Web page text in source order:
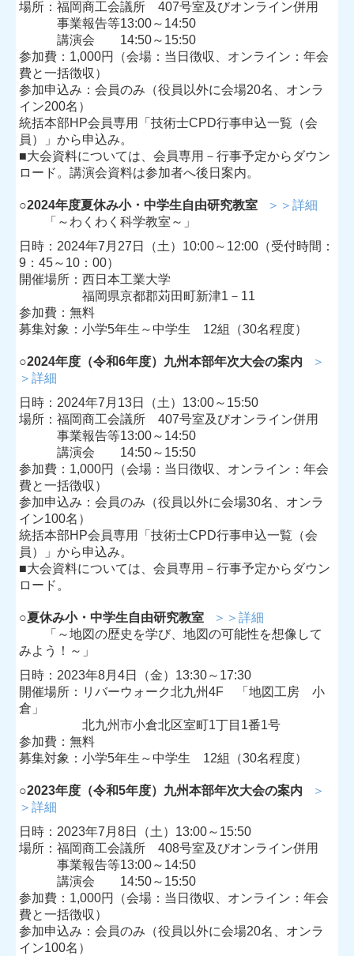
場所：福岡商工会議所 407号室及びオンライン併用
事業報告等13:00～14:50
講演会 14:50～15:50
参加費：1,000円（会場：当日徴収、オンライン：年会
費と一括徴収）
参加申込み：会員のみ（役員以外に会場20名、オンラ
イン200名）
統括本部HP会員専用「技術士CPD行事申込一覧（会
員）」から申込み。
■大会資料については、会員専用－行事予定からダウン
ロード。講演会資料は参加者へ後日案内。
○2024年度夏休み小・中学生自由研究教室
＞＞詳細
「 ～わくわく科学教室～」
日時：2024年7月27日（土）10:00～12:00 （受付時間：
9：45～10：00）
開催場所：西日本工業大学
福岡県京都郡苅田町新津1－11
参加費：無料
募集対象：小学5年生～中学生 12組（30名程度）
○2024年度（令和6年度）九州本部年次大会の案内
＞
＞詳細
日時：2024年7月13日（土）13:00～15:50
場所：福岡商工会議所 407号室及びオンライン併用
事業報告等13:00～14:50
講演会 14:50～15:50
参加費：1,000円（会場：当日徴収、オンライン：年会
費と一括徴収）
参加申込み：会員のみ（役員以外に会場30名、オンラ
イン100名）
統括本部HP会員専用「技術士CPD行事申込一覧（会
員）」から申込み。
■大会資料については、会員専用－行事予定からダウン
ロード。
○夏休み小・中学生自由研究教室
＞＞詳細
「～地図の歴史を学び、地図の可能性を想像して
みよう！～」
日時：2023年8月4日（金）13:30～17:30
開催場所：リバーウォーク北九州4F 「地図工房 小
倉」
北九州市小倉北区室町1丁目1番1号
参加費：無料
募集対象：小学5年生～中学生 12組（30名程度）
○2023年度（令和5年度）九州本部年次大会の案内
＞
＞詳細
日時：2023年7月8日（土）13:00～15:50
場所：福岡商工会議所 408号室及びオンライン併用
事業報告等13:00～14:50
講演会 14:50～15:50
参加費：1,000円（会場：当日徴収、オンライン：年会
費と一括徴収）
参加申込み：会員のみ（役員以外に会場20名、オンラ
イン100名）